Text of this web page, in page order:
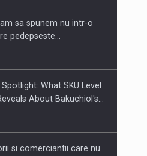
sa spunem nu intr-o
pedepseste…
What SKU Level
About Bakuchiol's…
si comerciantii care nu